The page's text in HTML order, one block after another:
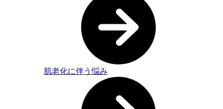
肌老化に伴う悩み